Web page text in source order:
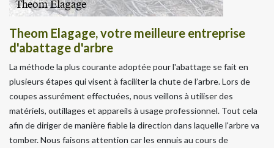
Theom Elagage, votre meilleure entreprise
d'abattage d'arbre
La méthode la plus courante adoptée pour l'abattage se fait en
plusieurs étapes qui visent à faciliter la chute de l’arbre. Lors de
coupes assurément effectuées, nous veillons à utiliser des
matériels, outillages et appareils à usage professionnel. Tout cela
afin de diriger de manière fiable la direction dans laquelle l'arbre va
tomber. Nous faisons attention car les ennuis au cours de